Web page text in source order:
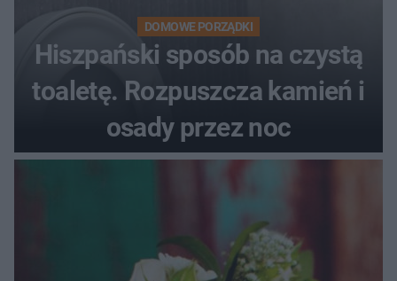
DOMOWE PORZĄDKI
Hiszpański sposób na czystą
toaletę. Rozpuszcza kamień i
osady przez noc